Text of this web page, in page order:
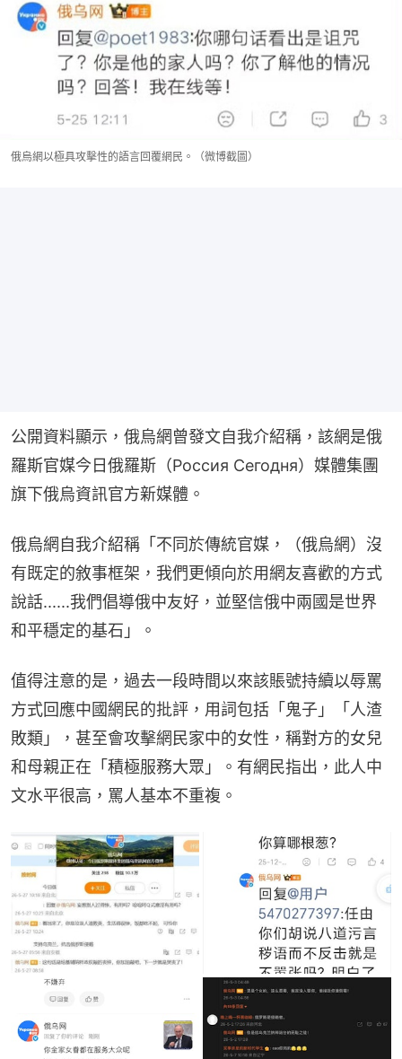
俄烏網以極具攻擊性的語言回覆網民。（微博截圖）
公開資料顯示，俄烏網曾發文自我介紹稱，該網是俄
羅斯官媒今日俄羅斯（Россия Сегодня）媒體集團
旗下俄烏資訊官方新媒體。
俄烏網自我介紹稱「不同於傳統官媒，（俄烏網）沒
有既定的敘事框架，我們更傾向於用網友喜歡的方式
說話......我們倡導俄中友好，並堅信俄中兩國是世界
和平穩定的基石」。
值得注意的是，過去一段時間以來該賬號持續以辱罵
方式回應中國網民的批評，用詞包括「鬼子」「人渣
敗類」，甚至會攻擊網民家中的女性，稱對方的女兒
和母親正在「積極服務大眾」。有網民指出，此人中
文水平很高，罵人基本不重複。